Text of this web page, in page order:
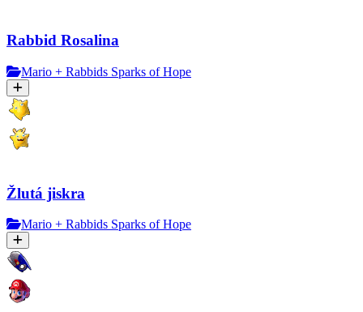
Rabbid Rosalina
Mario + Rabbids Sparks of Hope
Žlutá jiskra
Mario + Rabbids Sparks of Hope